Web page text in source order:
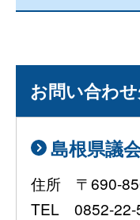
お問い合わ
島根県議
住所 〒690-
TEL 0852-22-